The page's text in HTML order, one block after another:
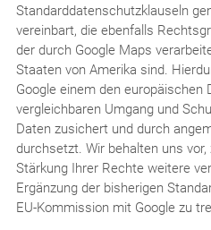
Standarddatenschutzklauseln
vereinbart, die ebenfalls
der durch Google Maps
Staaten von Amerika sind.
Google einem den europäischen
vergleichbaren Umgang und
Daten zusichert und durch
durchsetzt. Wir behalten uns
Stärkung Ihrer Rechte weitere
Ergänzung der bisherigen
EU-Kommission mit Google zu